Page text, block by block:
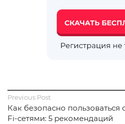
Previous Post
Как безопасно
Fi-сетями: 5 рекомендаций